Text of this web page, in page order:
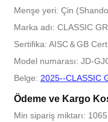
Menşe yeri: Çin
Marka adı: CLASSIC
Sertifika: AISC＆GB
Model numarası: JD-
Belge: 2025--CLASSIC
Ödeme ve Kargo
Min sipariş miktarı: